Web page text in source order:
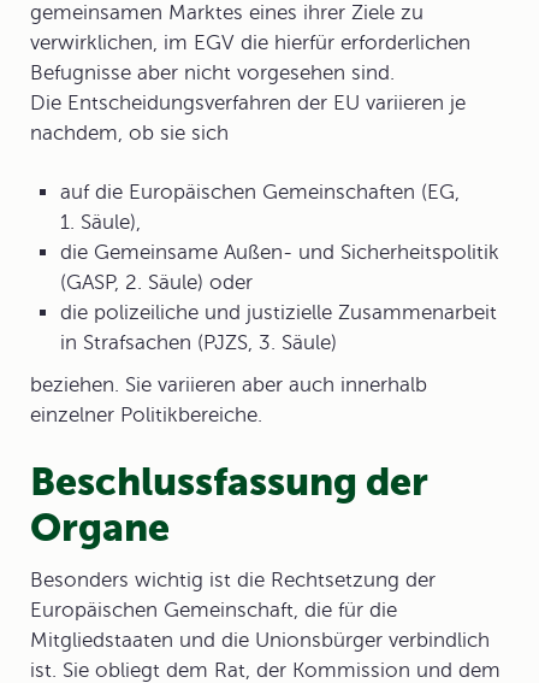
gemeinsamen Marktes eines ihrer Ziele zu
verwirklichen, im EGV die hierfür erforderlichen
Befugnisse aber nicht vorgesehen sind.
Die Entscheidungsverfahren der EU variieren je
nachdem, ob sie sich
auf die Europäischen Gemeinschaften (EG,
1. Säule),
die Gemeinsame Außen- und Sicherheitspolitik
(GASP, 2. Säule) oder
die polizeiliche und justizielle Zusammenarbeit
in Strafsachen (PJZS, 3. Säule)
beziehen. Sie variieren aber auch innerhalb
einzelner Politikbereiche.
Beschlussfassung der
Organe
Besonders wichtig ist die Rechtsetzung der
Europäischen Gemeinschaft, die für die
Mitgliedstaaten und die Unionsbürger verbindlich
ist. Sie obliegt dem Rat, der Kommission und dem